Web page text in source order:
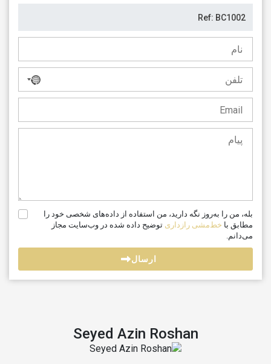
هیچ
کشوری
نشده
بله، من را به‌روز نگه دارید، من استفاده از داده‌های شخصی خود را
مطابق با خط‌مشی رازداری توضیح داده شده در وب‌سایت مجاز
می‌دانم.
ارسال
Seyed Azin Roshan